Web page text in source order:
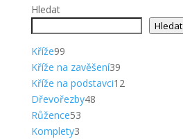
Hledat
Hledat
Kříže9999
produktů
Kříže na zavěšení3939
produktů
Kříže na podstavci1212
Dřevořezby4848
Růžence5353
Komplety33